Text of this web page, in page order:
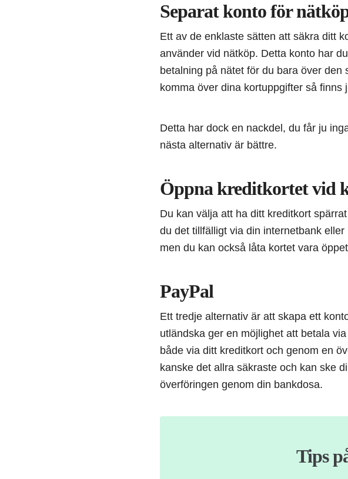
Separat konto för
Ett av de enklaste sätten att säkra ditt
använder vid nätköp. Detta konto har
betalning på nätet för du bara över
komma över dina kortuppgifter så
Detta har dock en nackdel, du får ju
nästa alternativ är bättre.
Öppna kreditkortet vid
Du kan välja att ha ditt kreditkort
du det tillfälligt via din internetbank
men du kan också låta kortet vara
PayPal
Ett tredje alternativ är att skapa ett
utländska ger en möjlighet att betala
både via ditt kreditkort och genom en
kanske det allra säkraste och kan ske
överföringen genom din bankdosa.
Tips